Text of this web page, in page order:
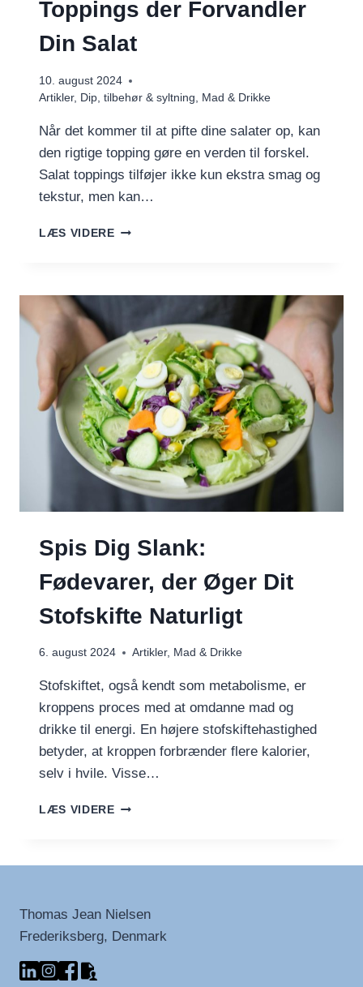
Toppings der Forvandler
Din Salat
10. august 2024
Artikler, Dip, tilbehør & syltning, Mad & Drikke
Når det kommer til at pifte dine salater op, kan
den rigtige topping gøre en verden til forskel.
Salat toppings tilføjer ikke kun ekstra smag og
tekstur, men kan…
LÆS VIDEREFRA
TOPPINGS
FORVANDLER
DIN
SALAT
Spis Dig Slank:
Fødevarer, der Øger Dit
Stofskifte Naturligt
6. august 2024 Artikler, Mad & Drikke
Stofskiftet, også kendt som metabolisme, er
kroppens proces med at omdanne mad og
drikke til energi. En højere stofskiftehastighed
betyder, at kroppen forbrænder flere kalorier,
selv i hvile. Visse…
LÆS VIDERESPIS
DIT
NATURLIGT
Thomas Jean Nielsen
Frederiksberg, Denmark